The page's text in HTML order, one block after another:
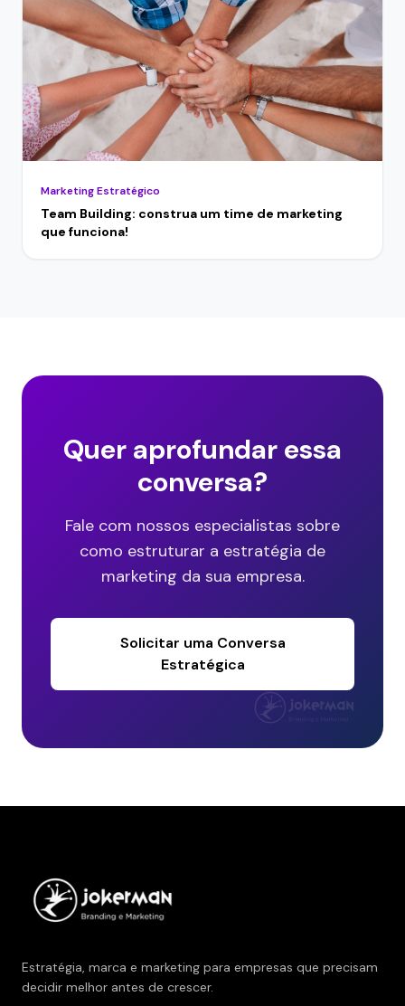
Marketing Estratégico
Team Building: construa um time de marketing
que funciona!
Quer aprofundar essa
conversa?
Fale com nossos especialistas sobre
como estruturar a estratégia de
marketing da sua empresa.
Solicitar uma Conversa
Estratégica
Estratégia, marca e marketing para empresas que precisam
decidir melhor antes de crescer.